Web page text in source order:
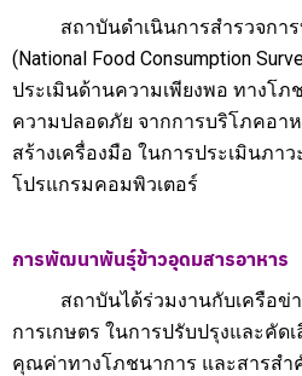
สถาบันดำเนินการสำรวจกา
(National Food Consumption
ประเมินด้านความเพียงพอ ทางโภ
ความปลอดภัย จากการบริโภคอา
สร้างเครื่องมือ ในการประเมินภา
โปรแกรมคอมพิวเตอร์
การพัฒนาพันธุ์ข้าวอุดมสารอาหาร
สถาบันได้ร่วมงานกับเครือข่
การเกษตร ในการปรับปรุงและคัด
คุณค่าทางโภชนาการ และสารส